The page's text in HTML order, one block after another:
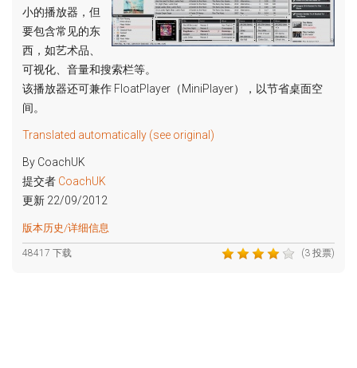
小的播放器，但
要包含常见的东
西，如艺术品、
可视化、音量和搜索栏等。
该播放器还可兼作 FloatPlayer（MiniPlayer），以节省桌面空
间。
Translated automatically (see original)
By CoachUK
提交者 CoachUK
更新 22/09/2012
版本历史/详细信息
(3 投票)
48417 下载